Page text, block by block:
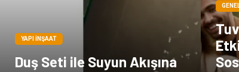
YAPI İNŞAAT
Duş Seti ile Suyun Akışına